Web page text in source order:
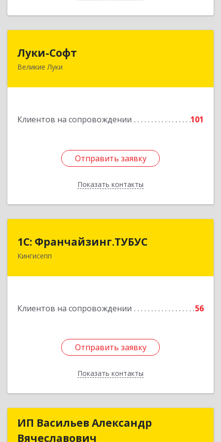
Луки-Софт
Великие Луки
Клиентов на сопровождении 101
Отправить заявку
Показать контакты
182113, Псковская обл, Великие Луки г,
Отправить заявку
Назад
1С: Франчайзинг.ТУБУС
Кингисепп
Клиентов на сопровождении 56
Отправить заявку
Показать контакты
1С: Франчайзинг.ТУБУС
Отправить заявку
Назад
ИП Васильев Александр
Вячеславович
ИП Васильев Александр